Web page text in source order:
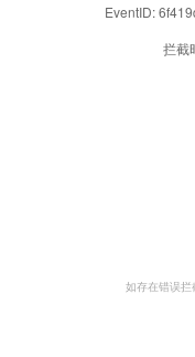
EventID:
拦截
如存在错误